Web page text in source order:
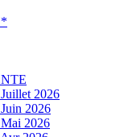
2026
2026
2026